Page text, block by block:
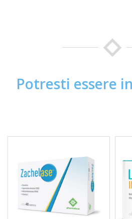
Potresti essere